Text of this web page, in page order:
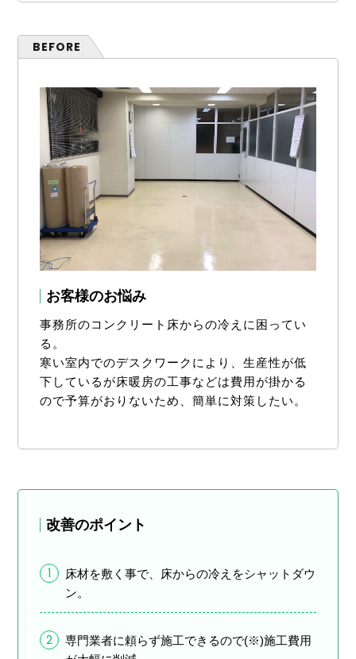
BEFORE
お客様のお悩み
事務所のコンクリート床からの冷えに困ってい
る。
寒い室内でのデスクワークにより、生産性が低
下しているが床暖房の工事などは費用が掛かる
ので予算がおりないため、簡単に対策したい。
改善のポイント
1
床材を敷く事で、床からの冷えをシャットダウ
ン。
2
専門業者に頼らず施工できるので(※)施工費用